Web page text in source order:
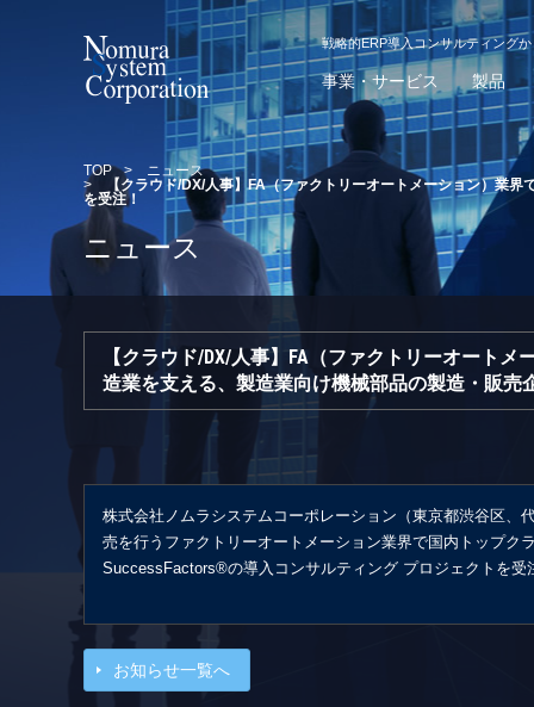
戦略的ERP導入コンサルティング
事業・サービス 製品
TOP > ニュース
>
【クラウド/DX/人事】FA（ファクトリーオートメーション）業
を受注！
ニュース
【クラウド/DX/人事】FA（ファクトリーオート
造業を支える、製造業向け機械部品の製造・販売
株式会社ノムラシステムコーポレーション（東京都渋谷区
売を行うファクトリーオートメーション業界で国内トップク
SuccessFactors®の導入コンサルティング プロジェクトを受
お知らせ一覧へ